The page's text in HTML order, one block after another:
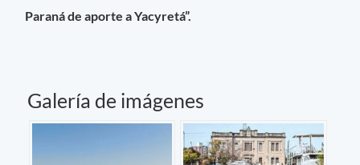
Paraná de aporte a Yacyretá”.
Galería de imágenes